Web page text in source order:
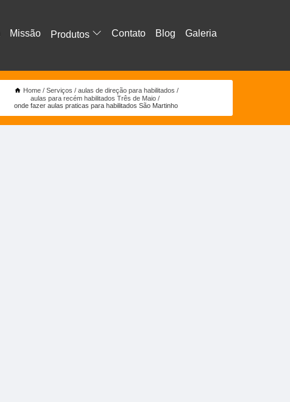
Missão Produtos Contato Blog Galeria
Home Serviços
aulas de direção para habilitados
aulas para recém habilitados Três de Maio
onde fazer aulas praticas para habilitados São Martinho